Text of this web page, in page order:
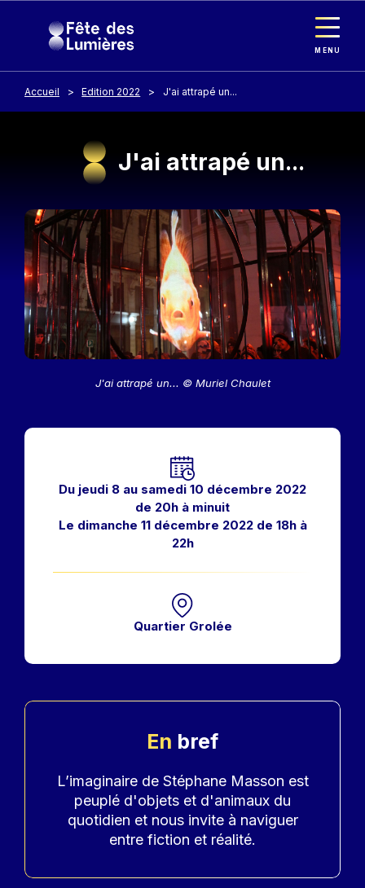
MENU
Accueil Edition 2022 J'ai attrapé un...
J'ai attrapé un...
Image
J'ai attrapé un... © Muriel Chaulet
Du jeudi 8 au samedi 10 décembre 2022
de 20h à minuit
Le dimanche 11 décembre 2022 de 18h à
22h
Quartier Grolée
En bref
Accroche
L’imaginaire de Stéphane Masson est
peuplé d'objets et d'animaux du
quotidien et nous invite à naviguer
entre fiction et réalité.